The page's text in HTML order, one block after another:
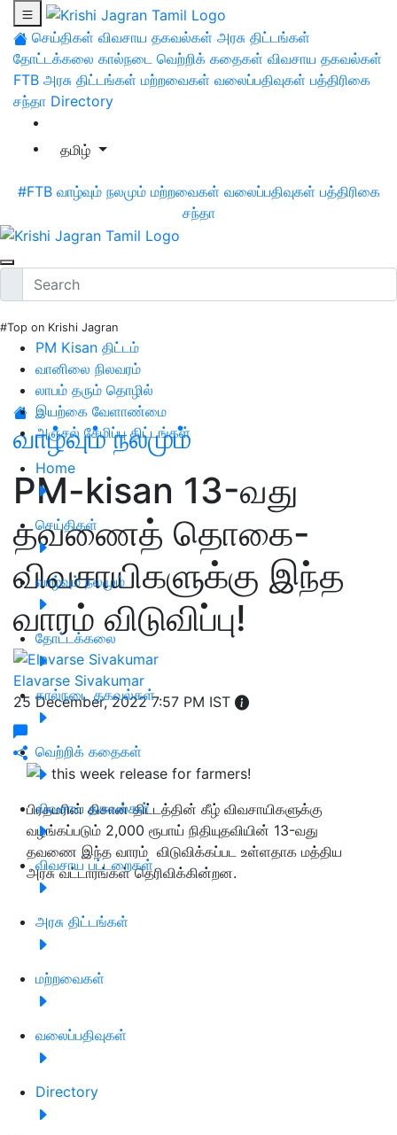
செய்திகள் விவசாய தகவல்கள் அரசு திட்டங்கள்
தோட்டக்கலை கால்நடை வெற்றிக் கதைகள் விவசாய தகவல்கள்
FTB அரசு திட்டங்கள் மற்றவைகள் வலைப்பதிவுகள் பத்திரிகை
சந்தா Directory
தமிழ்
#FTB வாழ்வும் நலமும் மற்றவைகள் வலைப்பதிவுகள் பத்திரிகை
சந்தா
#Top on Krishi Jagran
PM Kisan திட்டம்
வானிலை நிலவரம்
லாபம் தரும் தொழில்
இயற்கை வேளாண்மை
அஞ்சல் சேமிப்பு திட்டங்கள்
Home
செய்திகள்
வாழ்வும் நலமும்
தோட்டக்கலை
கால்நடை தகவல்கள்
வெற்றிக் கதைகள்
விவசாய தகவல்கள்
விவசாய பட்டறைகள்
அரசு திட்டங்கள்
மற்றவைகள்
வலைப்பதிவுகள்
Directory
வாழ்வும் நலமும்
PM-kisan 13-வது
தவணைத் தொகை-
விவசாயிகளுக்கு இந்த
வாரம் விடுவிப்பு!
Elavarse Sivakumar
25 December, 2022 7:57 PM IST
பிரதமரின் கிசான் திட்டத்தின் கீழ் விவசாயிகளுக்கு
வழங்கப்படும் 2,000 ரூபாய் நிதியுதவியின் 13-வது
தவணை இந்த வாரம் விடுவிக்கப்பட உள்ளதாக மத்திய
அரசு வட்டாரங்கள் தெரிவிக்கின்றன.